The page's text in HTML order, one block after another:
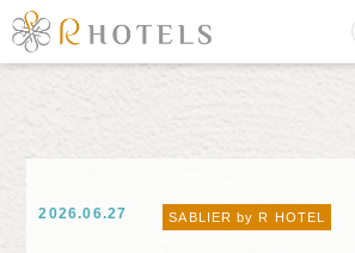
2026.06.27 SABLIER by R HOTEL